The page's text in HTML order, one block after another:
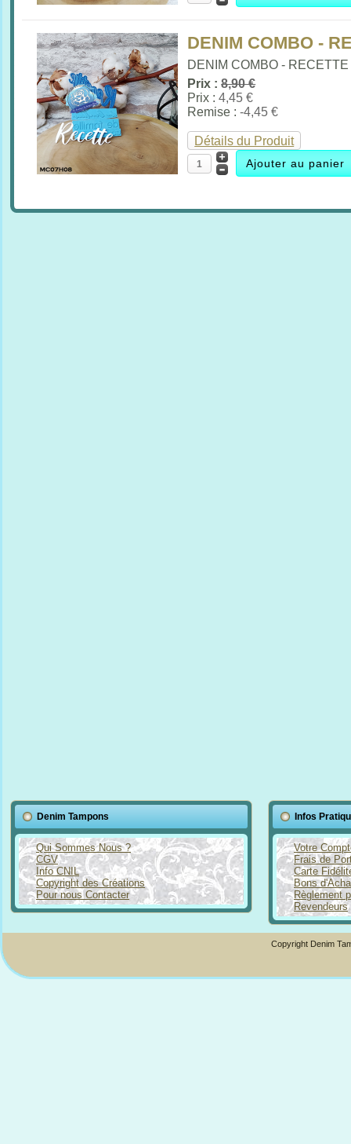
DENIM COMBO -
DENIM COMBO - RECETTE
Prix :8,90 €
Prix :4,45 €
Remise :-4,45 €
Détails du Produit
Denim Tampons
Qui Sommes Nous ?
CGV
Info CNIL
Copyright des Créations
Pour nous Contacter
Infos
Votre
Frais de
Carte
Bons
Règlement
Revendeurs
Copyright Denim